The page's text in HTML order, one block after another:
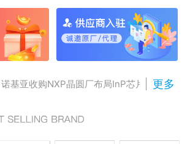
诺基亚收购NXP晶圆厂布局InP芯片
Anthropic组建AI芯片团队
更多